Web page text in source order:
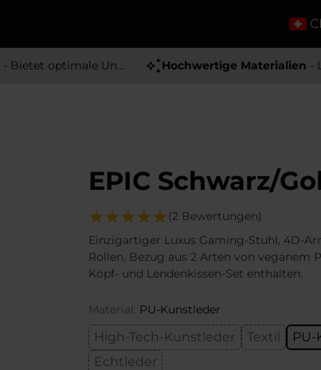
- Bietet optimale Unterstützung und Komfort Hochwertige Materialien -
EPIC Schwarz/
(2 Bewertungen)
Einzigartiger Luxus Gaming-Stuhl, 4D-
Rollen, Bezug aus 2 Arten von veganem
Kopf- und Lendenkissen-Set enthalten.
Material: PU-Kunstleder
High-Tech-Kunstleder Textil
Echtleder